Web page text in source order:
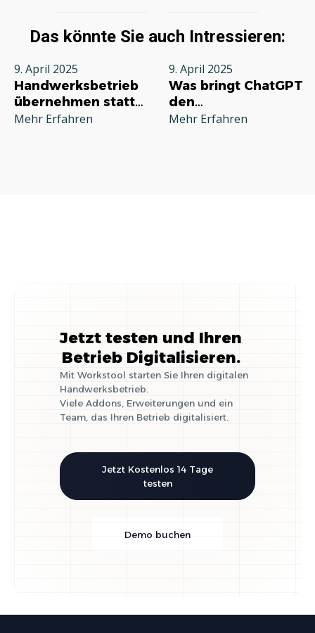
Das könnte Sie auch Intressieren:
9. April 2025
Handwerksbetrieb
übernehmen statt
neu gründen:
Mehr Erfahren
9. April 2025
Was bringt ChatGPT
den
Mehr Erfahren
Jetzt testen und Ihren
Betrieb Digitalisieren.
Mit Workstool starten Sie Ihren digitalen
Handwerksbetrieb.
Viele Addons, Erweiterungen und ein
Team, das Ihren Betrieb digitalisiert.
Jetzt Kostenlos 14 Tage
testen
Demo buchen